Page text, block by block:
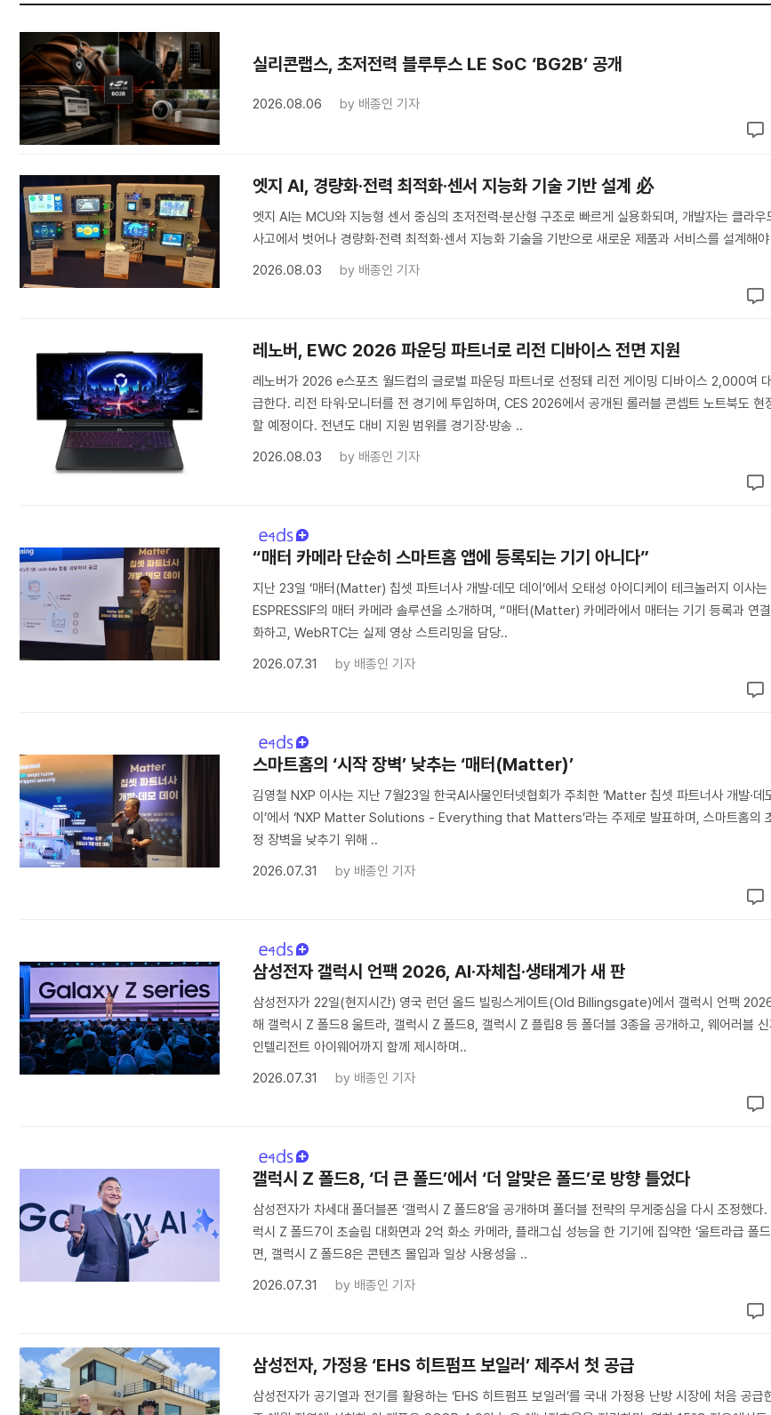
실리콘랩스, 초저전력 블루투스 LE SoC ‘BG2B’ 공개
2026.08.06 by 배종인 기자
엣지 AI, 경량화·전력 최적화·센서 지능화 기술 기반 설계 必
엣지 AI는 MCU와 지능형 센서 중심의 초저전력·분산형 구조로 빠르게 실용화되며, 개발자는 클라우
사고에서 벗어나 경량화·전력 최적화·센서 지능화 기술을 기반으로 새로운 제품과 서비스를 설계해
2026.08.03
by 배종인 기자
레노버, EWC 2026 파운딩 파트너로 리전 디바이스 전면 지원
레노버가 2026 e스포츠 월드컵의 글로벌 파운딩 파트너로 선정돼 리전 게이밍 디바이스 2,000여
급한다. 리전 타워·모니터를 전 경기에 투입하며, CES 2026에서 공개된 롤러블 콘셉트 노트북도 현
할 예정이다. 전년도 대비 지원 범위를 경기장·방송 ..
2026.08.03
by 배종인 기자
“매터 카메라 단순히 스마트홈 앱에 등록되는 기기 아니다”
지난 23일 ‘매터(Matter) 칩셋 파트너사 개발·데모 데이’에서 오태성 아이디케이 테크놀러지 이사는
ESPRESSIF의 매터 카메라 솔루션을 소개하며, “매터(Matter) 카메라에서 매터는 기기 등록과 연
화하고, WebRTC는 실제 영상 스트리밍을 담당..
2026.07.31
by 배종인 기자
스마트홈의 ‘시작 장벽’ 낮추는 ‘매터(Matter)’
김영철 NXP 이사는 지난 7월23일 한국AI사물인터넷협회가 주최한 ‘Matter 칩셋 파트너사 개발·데
이’에서 ‘NXP Matter Solutions - Everything that Matters’라는 주제로 발표하며, 스마트홈의
정 장벽을 낮추기 위해 ..
2026.07.31
by 배종인 기자
삼성전자 갤럭시 언팩 2026, AI·자체칩·생태계가 새 판
삼성전자가 22일(현지시간) 영국 런던 올드 빌링스게이트(Old Billingsgate)에서 갤럭시 언팩
해 갤럭시 Z 폴드8 울트라, 갤럭시 Z 폴드8, 갤럭시 Z 플립8 등 폴더블 3종을 공개하고, 웨어러블
인텔리전트 아이웨어까지 함께 제시하며..
2026.07.31
by 배종인 기자
갤럭시 Z 폴드8, ‘더 큰 폴드’에서 ‘더 알맞은 폴드’로 방향 틀었다
삼성전자가 차세대 폴더블폰 ‘갤럭시 Z 폴드8’을 공개하며 폴더블 전략의 무게중심을 다시 조정했다.
럭시 Z 폴드7이 초슬림 대화면과 2억 화소 카메라, 플래그십 성능을 한 기기에 집약한 ‘울트라급 폴드
면, 갤럭시 Z 폴드8은 콘텐츠 몰입과 일상 사용성을 ..
2026.07.31
by 배종인 기자
삼성전자, 가정용 ‘EHS 히트펌프 보일러’ 제주서 첫 공급
삼성전자가 공기열과 전기를 활용하는 ‘EHS 히트펌프 보일러’를 국내 가정용 난방 시장에 처음 공급